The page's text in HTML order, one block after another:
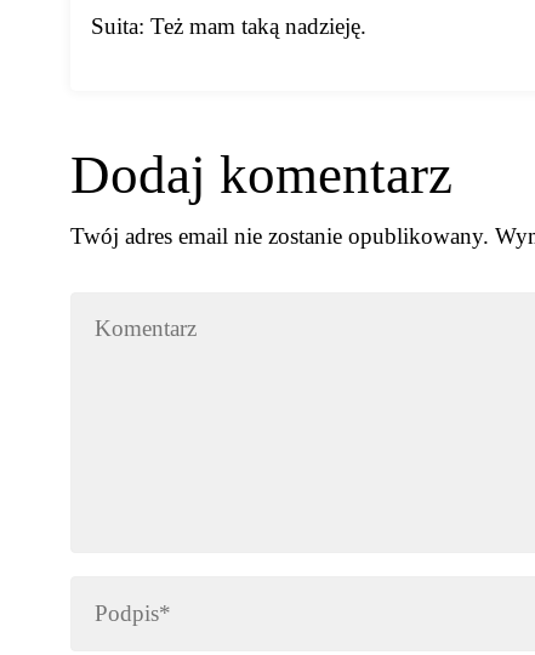
Suita: Też mam taką nadzieję.
Dodaj komentarz
Twój adres email nie zostanie opublikowany.